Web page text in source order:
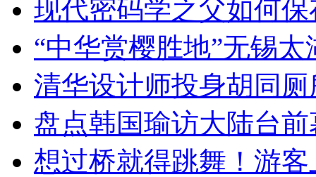
现代密码学之父如何
“中华赏樱胜地”无锡
清华设计师投身胡同
盘点韩国瑜访大陆台
想过桥就得跳舞！游客